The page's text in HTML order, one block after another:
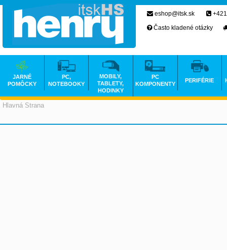
Hlavná Strana
eshop@itsk.sk
Často kladené otázky
JARNÉ
POMÔCKY
PC,
NOTEBOOKY
MOBILY,
TABLETY,
HODINKY
PC
KOMPONENTY
PERIFÉRIE